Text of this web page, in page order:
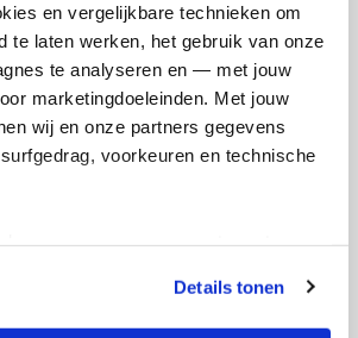
en vergelijkbare technieken om
te laten werken, het gebruik van onze
te analyseren en — met jouw
marketingdoeleinden. Met jouw
wij en onze partners gegevens
voorkeuren en technische
op elk moment wijzigen of
instellingen onderaan de pagina. De
Details tonen
aan de transactiekosten
Doneer nu